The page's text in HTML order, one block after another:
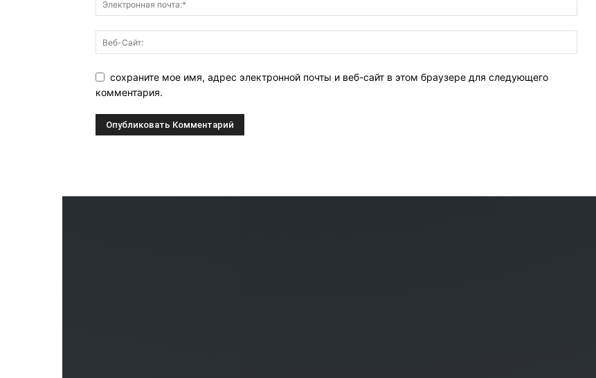
сохраните мое имя, адрес электронной почты и веб-сайт в этом браузере для следующего
комментария.